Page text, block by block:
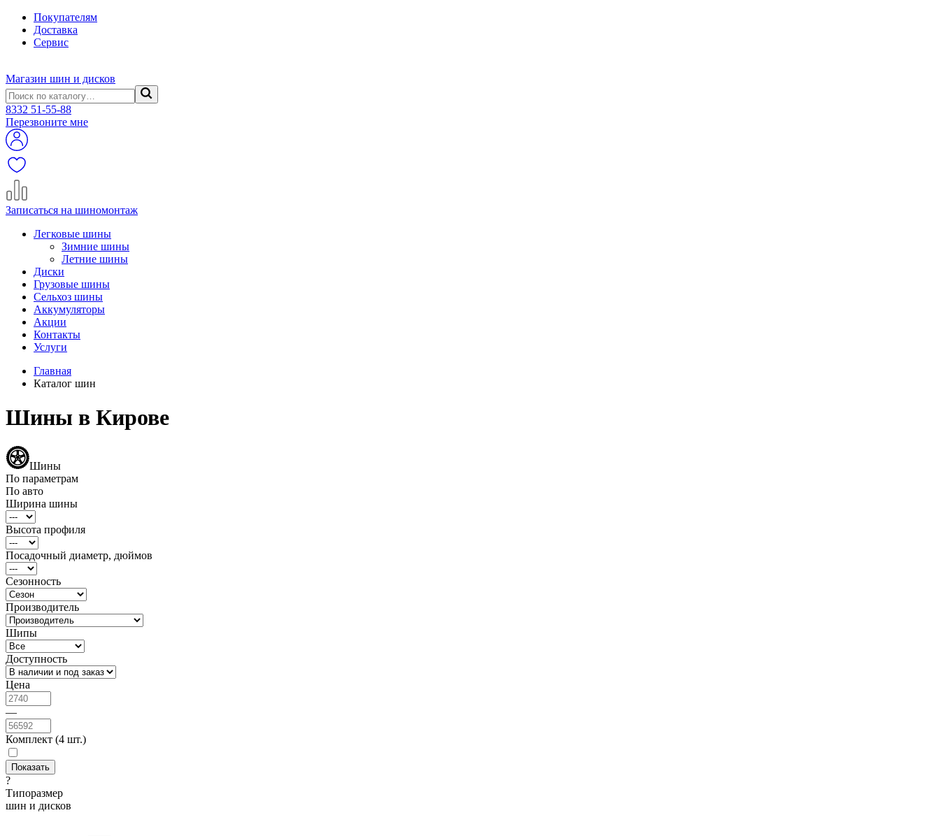
Покупателям
Доставка
Сервис
Магазин шин и дисков
8332 51-55-88
Перезвоните мне
Записаться на шиномонтаж
Легковые шины
Зимние шины
Летние шины
Диски
Грузовые шины
Сельхоз шины
Аккумуляторы
Акции
Контакты
Услуги
Главная
Каталог шин
Шины в Кирове
Шины
По параметрам
По авто
Ширина шины
Высота профиля
Посадочный диаметр, дюймов
Сезонность
Производитель
Шипы
Доступность
Цена
—
Комплект (4 шт.)
?
Типоразмер
шин и дисков